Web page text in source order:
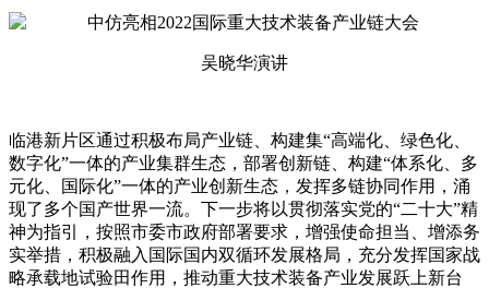
吴晓华演讲
临港新片区通过积极布局产业链、构建集“高端化、绿色化、
数字化”一体的产业集群生态，部署创新链、构建“体系化、多
元化、国际化”一体的产业创新生态，发挥多链协同作用，涌
现了多个国产世界一流。下一步将以贯彻落实党的“二十大”精
神为指引，按照市委市政府部署要求，增强使命担当、增添务
实举措，积极融入国际国内双循环发展格局，充分发挥国家战
略承载地试验田作用，推动重大技术装备产业发展跃上新台